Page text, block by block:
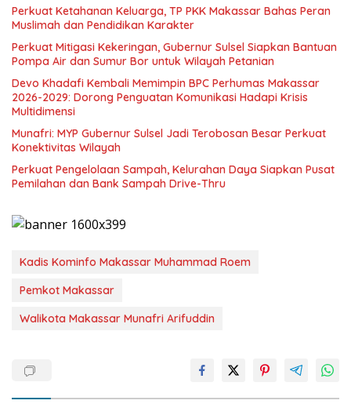
Perkuat Ketahanan Keluarga, TP PKK Makassar Bahas Peran
Muslimah dan Pendidikan Karakter
Perkuat Mitigasi Kekeringan, Gubernur Sulsel Siapkan Bantuan
Pompa Air dan Sumur Bor untuk Wilayah Petanian
Devo Khadafi Kembali Memimpin BPC Perhumas Makassar
2026-2029: Dorong Penguatan Komunikasi Hadapi Krisis
Multidimensi
Munafri: MYP Gubernur Sulsel Jadi Terobosan Besar Perkuat
Konektivitas Wilayah
Perkuat Pengelolaan Sampah, Kelurahan Daya Siapkan Pusat
Pemilahan dan Bank Sampah Drive-Thru
Kadis Kominfo Makassar Muhammad Roem
Pemkot Makassar
Walikota Makassar Munafri Arifuddin